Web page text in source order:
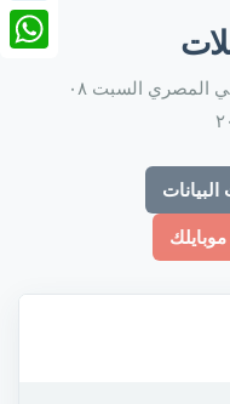
سعر كرونا سويدى فى البنك الأهلي المصري السبت ٠٨